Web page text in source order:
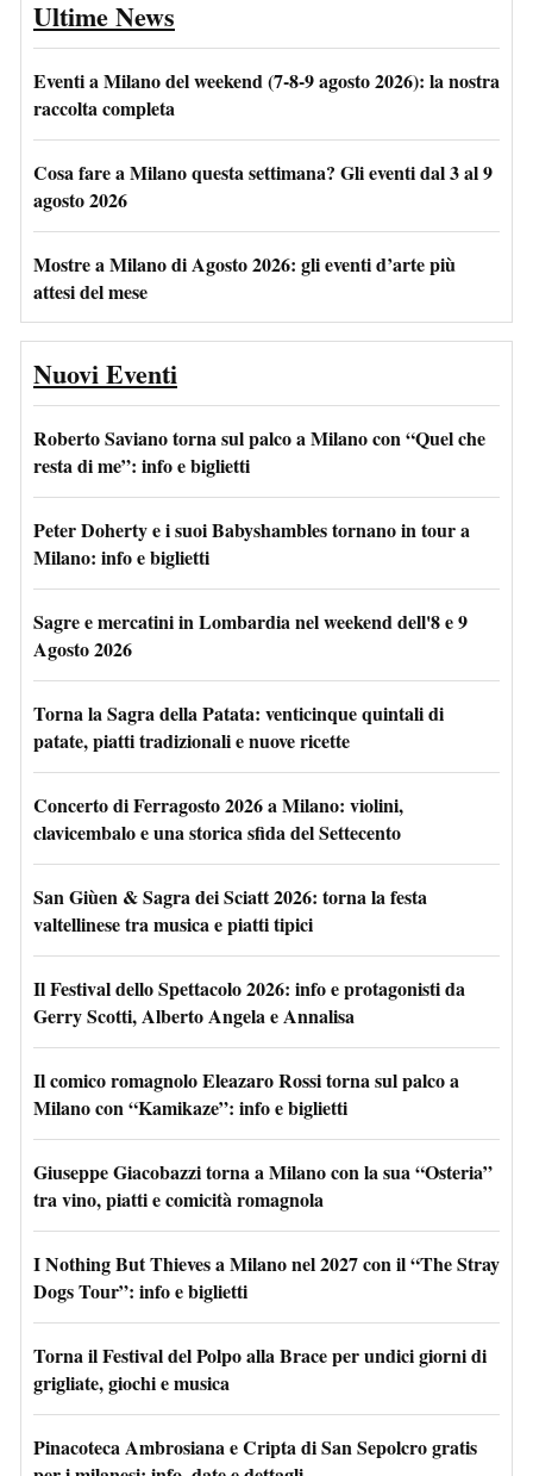
Ultime News
Eventi a Milano del weekend (7-8-9 agosto 2026): la nostra
raccolta completa
Cosa fare a Milano questa settimana? Gli eventi dal 3 al 9
agosto 2026
Mostre a Milano di Agosto 2026: gli eventi d’arte più
attesi del mese
Nuovi Eventi
Roberto Saviano torna sul palco a Milano con “Quel che
resta di me”: info e biglietti
Peter Doherty e i suoi Babyshambles tornano in tour a
Milano: info e biglietti
Sagre e mercatini in Lombardia nel weekend dell'8 e 9
Agosto 2026
Torna la Sagra della Patata: venticinque quintali di
patate, piatti tradizionali e nuove ricette
Concerto di Ferragosto 2026 a Milano: violini,
clavicembalo e una storica sfida del Settecento
San Giùen & Sagra dei Sciatt 2026: torna la festa
valtellinese tra musica e piatti tipici
Il Festival dello Spettacolo 2026: info e protagonisti da
Gerry Scotti, Alberto Angela e Annalisa
Il comico romagnolo Eleazaro Rossi torna sul palco a
Milano con “Kamikaze”: info e biglietti
Giuseppe Giacobazzi torna a Milano con la sua “Osteria”
tra vino, piatti e comicità romagnola
I Nothing But Thieves a Milano nel 2027 con il “The Stray
Dogs Tour”: info e biglietti
Torna il Festival del Polpo alla Brace per undici giorni di
grigliate, giochi e musica
Pinacoteca Ambrosiana e Cripta di San Sepolcro gratis